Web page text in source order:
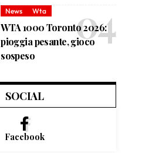
News Wta
WTA 1000 Toronto 2026:
pioggia pesante, gioco
sospeso
SOCIAL
Facebook